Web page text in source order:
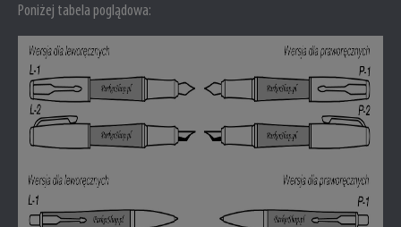
Poniżej tabela poglądowa: